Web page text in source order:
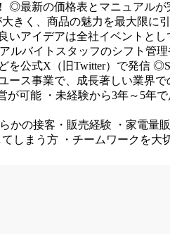
◎最新の価格表とマニュアルが
きく、商品の魅力を最大限に
いアイデアは全社イベントとし
ルバイトスタッフのシフト管理
を公式X（旧Twitter）で発信
ース事業で、成長著しい業界で
が可能
・未経験から3年～5年
らかの接客・販売経験 ・家電量
てしまう方 ・チームワークを大